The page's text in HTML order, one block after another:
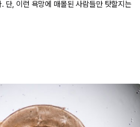
단, 이런 욕망에 매몰된 사람들만 탓할지는